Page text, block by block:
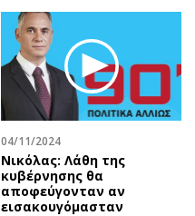
Πωλούνται
Ζητούν εργασία
Θέσεις εργασίας
Geek
Νέα
Κινητά-tablets
Social
Αυτοκίνηση
04/11/2024
Νικόλας: Λάθη της
κυβέρνησης θα
αποφεύγονταν αν
εισακουγόμασταν